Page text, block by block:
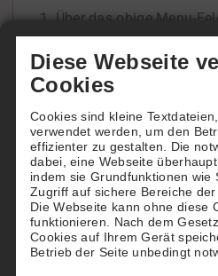
1. Über das obige Menu-
Tennisfelder.
In der Tagesansicht oder
ersehen Sie die
Wenn Sie die Belegung
Zeitraum einsehen[...]
Wie buchen Hotels
Diese Webseite
Cookies
Cookies sind kleine
verwendet werden, um den
effizienter zu gestalten. Die
dabei, eine Webseite
indem sie Grundfunktionen wie
Zugriff auf sichere Bereiche der
Die Webseite kann ohne diese
funktionieren. Nach dem
Cookies auf Ihrem Gerät
Betrieb der Seite unbedingt